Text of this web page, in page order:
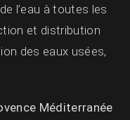
l’eau à toutes les
et distribution
des eaux usées,
Méditerranée